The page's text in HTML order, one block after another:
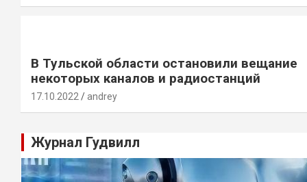
В Тульской области остановили вещание
некоторых каналов и радиостанций
17.10.2022 andrey
Журнал Гудвилл